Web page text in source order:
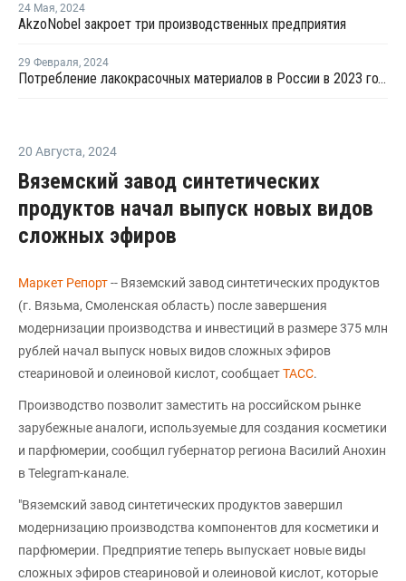
24 Мая, 2024
AkzoNobel закроет три производственных предприятия
29 Февраля, 2024
Потребление лакокрасочных материалов в России в 2023 году выросло на 7,1%
20 Августа, 2024
Вяземский завод синтетических
продуктов начал выпуск новых видов
сложных эфиров
Маркет Репорт-- Вяземский завод синтетических продуктов
(г. Вязьма, Смоленская область) после завершения
модернизации производства и инвестиций в размере 375 млн
рублей начал выпуск новых видов сложных эфиров
стеариновой и олеиновой кислот, сообщаетТАСС.
Производство позволит заместить на российском рынке
зарубежные аналоги, используемые для создания косметики
и парфюмерии, сообщил губернатор региона Василий Анохин
в Telegram-канале.
"Вяземский завод синтетических продуктов завершил
модернизацию производства компонентов для косметики и
парфюмерии. Предприятие теперь выпускает новые виды
сложных эфиров стеариновой и олеиновой кислот, которые